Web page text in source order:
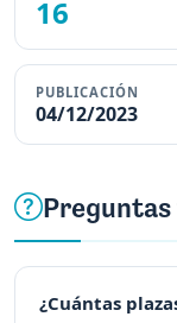
16
PUBLICACIÓN
04/12/2023
¿Cuántas